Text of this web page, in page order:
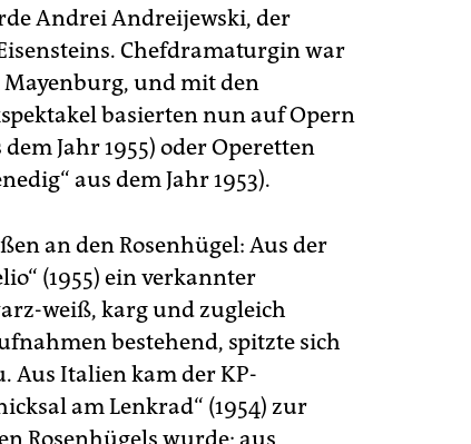
Andrei Andreijewski, der
Chefdramaturgin war
und mit den
basierten nun auf Opern
Jahr 1955) oder Operetten
aus dem Jahr 1953).
an den Rosenhügel: Aus der
(1955) ein verkannter
weiß, karg und zugleich
bestehend, spitzte sich
Aus Italien kam der KP-
am Lenkrad“ (1954) zur
Rosenhügels wurde; aus